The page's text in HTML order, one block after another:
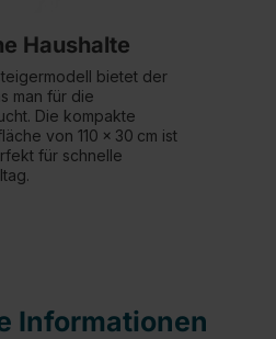
Haushalte
bietet der
man für die
Die kompakte
von 110 × 30 cm ist
für schnelle
Informationen